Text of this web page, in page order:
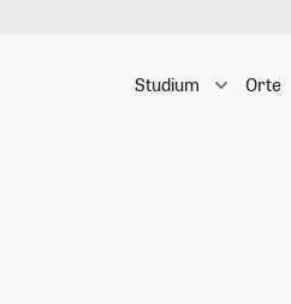
Studium Orte